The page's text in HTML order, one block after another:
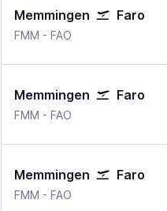
Memmingen Faro
FMM Memmingen
- FAO
Memmingen Faro
FMM Memmingen
- FAO
Memmingen Faro
FMM Memmingen
- FAO